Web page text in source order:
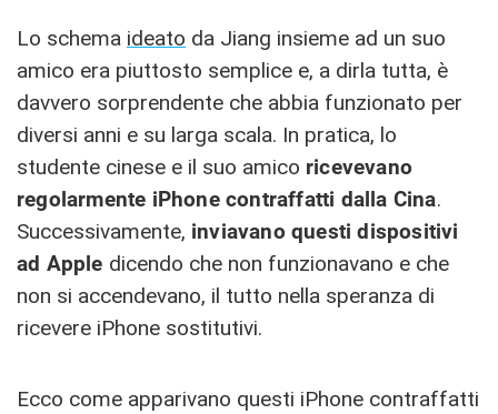
Lo schema ideato da Jiang insieme ad un suo
amico era piuttosto semplice e, a dirla tutta, è
davvero sorprendente che abbia funzionato per
diversi anni e su larga scala. In pratica, lo
studente cinese e il suo amico ricevevano
regolarmente iPhone contraffatti dalla Cina.
Successivamente, inviavano questi dispositivi
ad Apple dicendo che non funzionavano e che
non si accendevano, il tutto nella speranza di
ricevere iPhone sostitutivi.
Ecco come apparivano questi iPhone contraffatti